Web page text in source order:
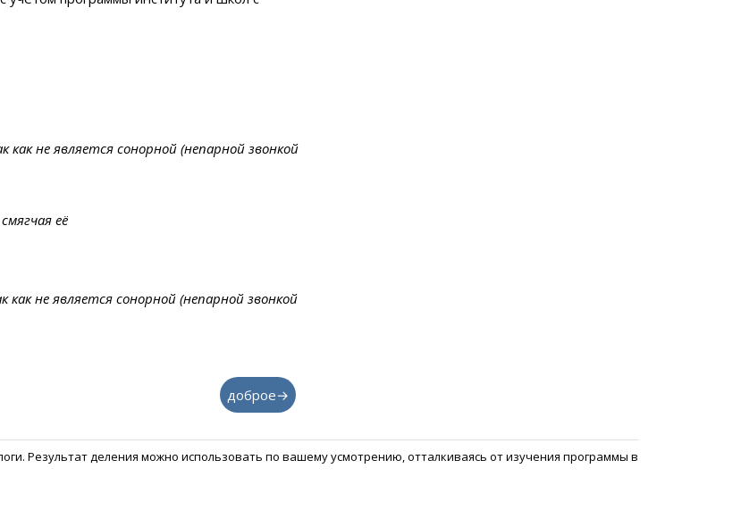
не является сонорной (непарной звонкой
её
не является сонорной (непарной звонкой
доброе→
Результат деления можно использовать по вашему усмотрению, отталкиваясь от изучения программы в